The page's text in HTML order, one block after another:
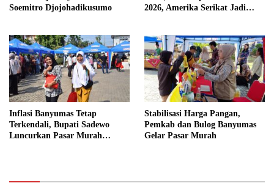
Soemitro Djojohadikusumo
2026, Amerika Serikat Jadi
Inflasi Banyumas Tetap
Terkendali, Bupati Sadewo
Luncurkan Pasar Murah
Stabilisasi Harga Pangan,
Pemkab dan Bulog Banyumas
Gelar Pasar Murah